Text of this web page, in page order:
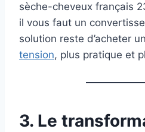
sèche-cheveux français
il vous faut un
solution reste d’acheter un
tension, plus pratique et
3. Le